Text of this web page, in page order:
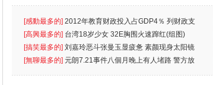
[感動最多的] 2012年教育财政投入占GDP4％ 列财政支
出首位
[高興最多的] 台湾18岁少女 32E胸围火速蹿红(组图)
[搞笑最多的] 刘嘉玲恶斗张曼玉显疲惫 素颜现身太阳镜
遮
[無聊最多的] 元朗7.21事件八個月晚上有人堵路 警方放
催